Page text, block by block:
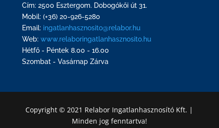
Cím: 2500 Esztergom. Dobogókői út 31.
Mobil: (+36) 20-926-5280
Email: ingatlanhasznosito@relabor.hu
Web: www.relaboringatlanhasznosito.hu
Hétfő - Péntek 8.00 - 16.00
Szombat - Vasárnap Zárva
Copyright © 2021 Relabor Ingatlanhasznosító Kft. |
Minden jog fenntartva!